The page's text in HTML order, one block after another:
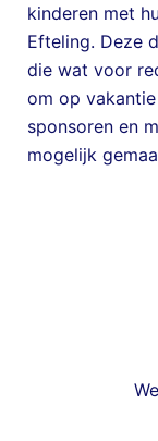
kinderen met
Efteling. Deze
die wat voor
om op
sponsoren en
mogelijk